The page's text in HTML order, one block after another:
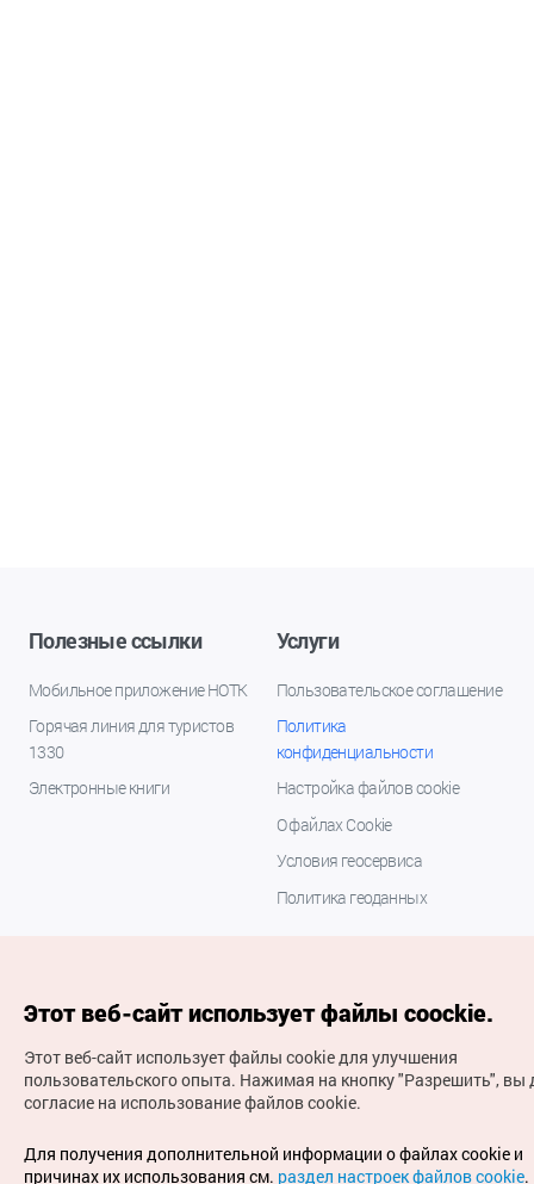
Полезные ссылки
Мобильное приложение НОТК
Горячая линия для туристов
1330
Электронные книги
Услуги
Пользовательское соглашение
Политика
конфиденциальности
Настройка файлов cookie
О файлах Cookie
Условия геосервиса
Политика геоданных
(с) Национальная организация туризма Кореи Все
права защищены
Для извещения об ошибках и проблемах, связанных с
Этот веб-сайт использует файлы coockie.
Этот веб-сайт использует файлы cookie для улучшения
пользовательского опыта. Нажимая на кнопку "Разрешить", вы
согласие на использование файлов cookie.
Для получения дополнительной информации о файлах cookie и
причинах их использования см. раздел настроек файлов cookie.